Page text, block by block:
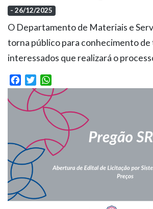
- 26/12/2025
O Departamento de Materiais e
torna público para conhecimento de
interessados que realizará o
Facebook
Twitter